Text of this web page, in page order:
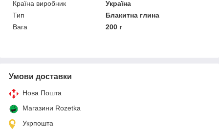
Країна виробник
Україна
Тип
Блакитна глина
Вага
200 г
Умови доставки
Нова Пошта
Магазини Rozetka
Укрпошта